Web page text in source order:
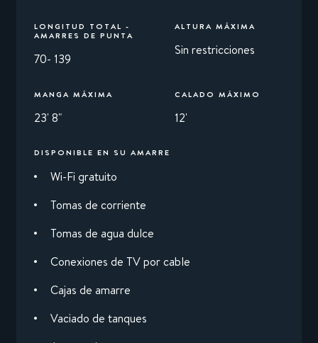
LONGITUD TOTAL -
AMARRES DE PUNTA
70- 139
ALTURA MÁXIMA
Sin restricciones
MANGA MÁXIMA
23' 8"
CALADO MÁXIMO
12'
DISPONIBLE EN SU AMARRE
Wi-Fi gratuito
Tomas de corriente
Tomas de agua dulce
Conexiones de TV por cable
Cajas de amarre
Vaciado de tanques